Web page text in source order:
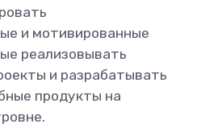
и мотивированные
реализовывать
и разрабатывать
продукты на